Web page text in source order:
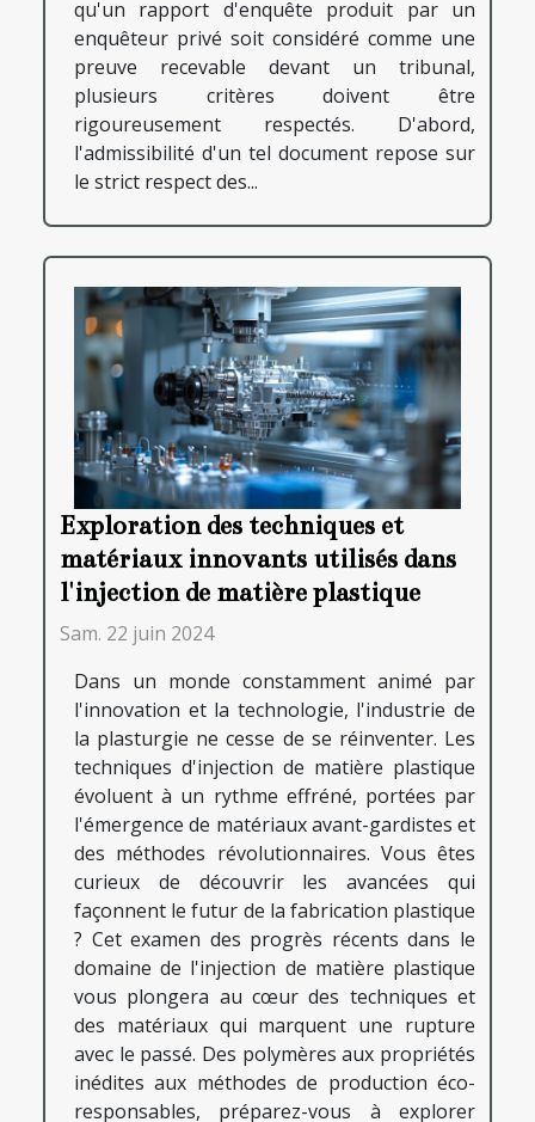
qu'un rapport d'enquête produit par un
enquêteur privé soit considéré comme une
preuve recevable devant un tribunal,
plusieurs critères doivent être
rigoureusement respectés. D'abord,
l'admissibilité d'un tel document repose sur
le strict respect des...
Exploration des techniques et
matériaux innovants utilisés dans
l'injection de matière plastique
Sam. 22 juin 2024
Dans un monde constamment animé par
l'innovation et la technologie, l'industrie de
la plasturgie ne cesse de se réinventer. Les
techniques d'injection de matière plastique
évoluent à un rythme effréné, portées par
l'émergence de matériaux avant-gardistes et
des méthodes révolutionnaires. Vous êtes
curieux de découvrir les avancées qui
façonnent le futur de la fabrication plastique
? Cet examen des progrès récents dans le
domaine de l'injection de matière plastique
vous plongera au cœur des techniques et
des matériaux qui marquent une rupture
avec le passé. Des polymères aux propriétés
inédites aux méthodes de production éco-
responsables, préparez-vous à explorer